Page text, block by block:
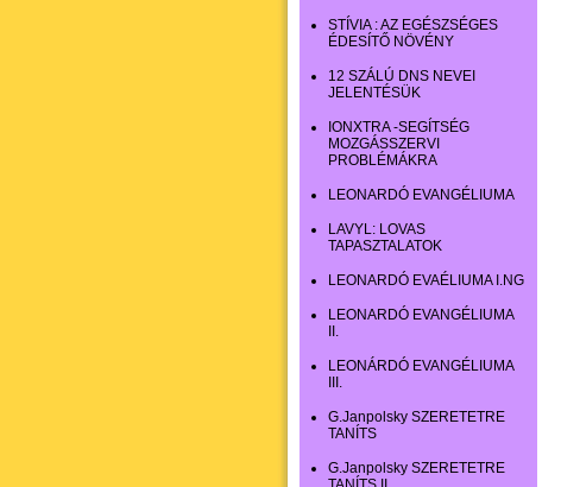
STÍVIA : AZ EGÉSZSÉGES
ÉDESÍTŐ NÖVÉNY
12 SZÁLÚ DNS NEVEI
JELENTÉSÜK
IONXTRA -SEGÍTSÉG
MOZGÁSSZERVI
PROBLÉMÁKRA
LEONARDÓ EVANGÉLIUMA
LAVYL: LOVAS
TAPASZTALATOK
LEONARDÓ EVAÉLIUMA I.NG
LEONARDÓ EVANGÉLIUMA
II.
LEONÁRDÓ EVANGÉLIUMA
III.
G.Janpolsky SZERETETRE
TANÍTS
G.Janpolsky SZERETETRE